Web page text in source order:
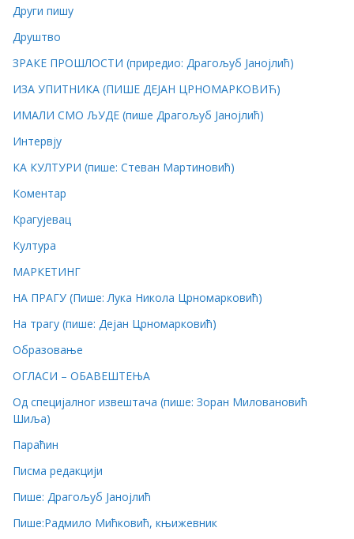
Други пишу
Друштво
ЗРАКЕ ПРОШЛОСТИ (приредио: Драгољуб Јанојлић)
ИЗА УПИТНИКА (ПИШЕ ДЕЈАН ЦРНОМАРКОВИЋ)
ИМАЛИ СМО ЉУДЕ (пише Драгољуб Јанојлић)
Интервју
КА КУЛТУРИ (пише: Стеван Мартиновић)
Коментар
Крагујевац
Култура
МАРКЕТИНГ
НА ПРАГУ (Пише: Лука Никола Црномарковић)
На трагу (пише: Дејан Црномарковић)
Образовање
ОГЛАСИ – ОБАВЕШТЕЊА
Од специјалног извештача (пише: Зоран Миловановић
Шиља)
Параћин
Писма редакцији
Пише: Драгољуб Јанојлић
Пише:Радмило Мићковић, књижевник